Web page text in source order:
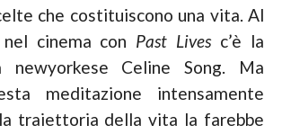
che costituiscono una vita. Al
cinema con Past Livesc’è la
newyorkese Celine Song. Ma
meditazione intensamente
traiettoria della vita la farebbe